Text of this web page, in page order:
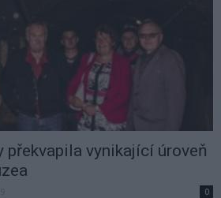
překvapila vynikající úroveň
0